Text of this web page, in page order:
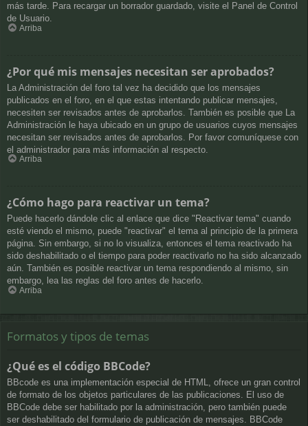
más tarde. Para recargar un borrador guardado, visite el Panel de Control
de Usuario.
Arriba
¿Por qué mis mensajes necesitan ser aprobados?
La Administración del foro tal vez ha decidido que los mensajes
publicados en el foro, en el que estas intentando publicar mensajes,
necesiten ser revisados antes de aprobarlos. También es posible que La
Administración le haya ubicado en un grupo de usuarios cuyos mensajes
necesitan ser revisados antes de aprobarlos. Por favor comuníquese con
el administrador para más información al respecto.
Arriba
¿Cómo hago para reactivar un tema?
Puede hacerlo dándole clic al enlace que dice "Reactivar tema" cuando
esté viendo el mismo, puede "reactivar" el tema al principio de la primera
página. Sin embargo, si no lo visualiza, entonces el tema reactivado ha
sido deshabilitado o el tiempo para poder reactivarlo no ha sido alcanzado
aún. También es posible reactivar un tema respondiendo al mismo, sin
embargo, lea las reglas del foro antes de hacerlo.
Arriba
Formatos y tipos de temas
¿Qué es el código BBCode?
BBcode es una implementación especial de HTML, ofrece un gran control
de formato de los objetos particulares de las publicaciones. El uso de
BBCode debe ser habilitado por la administración, pero también puede
ser deshabilitado del formulario de publicación de mensajes. BBCode